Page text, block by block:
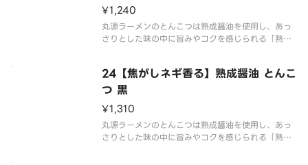
¥1,240
丸源ラーメンのとんこつは熟成醤油を使用し、あっ
さりとした味の中に旨みやコクを感じられる「熟成
れる1品です。
24【焦がしネギ香る】熟成醤油 とんこ
つ 黒
¥1,310
丸源ラーメンのとんこつは熟成醤油を使用し、あっ
さりとした味の中に旨みやコクを感じられる「熟成